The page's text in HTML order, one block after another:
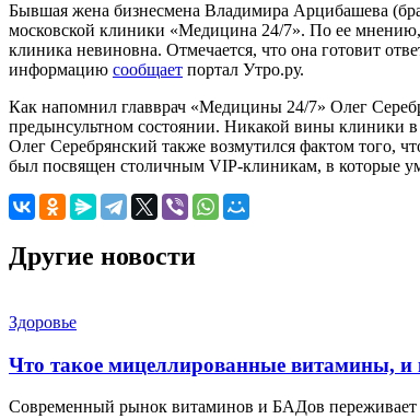
Бывшая жена бизнесмена Владимира Арцибашева
московской клиники «Медицина 24/7». По ее мнению,
клиника невиновна. Отмечается, что она готовит
информацию сообщает портал Утро.ру.
Как напомнил главврач «Медицины 24/7» Олег
предынсультном состоянии. Никакой вины клиники в
Олег Серебрянский также возмутился фактом того,
был посвящен столичным VIP-клиникам, в которые
Другие новости
Здоровье
Что такое мицеллированные витамины, и
Современный рынок витаминов и БАДов переживает